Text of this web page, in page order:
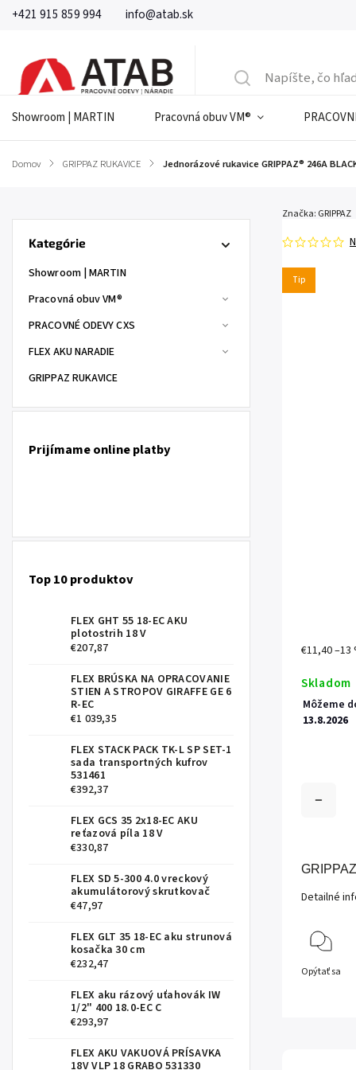
+421 915 859 994 info@atab.sk
Showroom | MARTIN Pracovná obuv VM®
Domov / GRIPPAZ RUKAVICE / Jednorázové rukavice GRIPPAZ® 246A
Kategórie
Showroom | MARTIN
Pracovná obuv VM®
PRACOVNÉ ODEVY CXS
FLEX AKU NARADIE
GRIPPAZ RUKAVICE
Prijímame online platby
Top 10 produktov
FLEX GHT 55 18-EC AKU
plotostrih 18 V
€207,87
FLEX BRÚSKA NA OPRACOVANIE
STIEN A STROPOV GIRAFFE GE 6
R-EC
€1 039,35
FLEX STACK PACK TK-L SP SET-1
sada transportných kufrov
531461
€392,37
FLEX GCS 35 2x18-EC AKU
reťazová píla 18 V
€330,87
FLEX SD 5-300 4.0 vreckový
akumulátorový skrutkovač
€47,97
FLEX GLT 35 18-EC aku strunová
kosačka 30 cm
€232,47
FLEX aku rázový uťahovák IW
1/2" 400 18.0-EC C
€293,97
FLEX AKU VAKUOVÁ PRÍSAVKA
18V VLP 18 GRABO 531330
Tip
Značka: GRIPPAZ
€11,40–13
Skladom
Môžeme
13.8.2026
Detailné
Opýtať sa